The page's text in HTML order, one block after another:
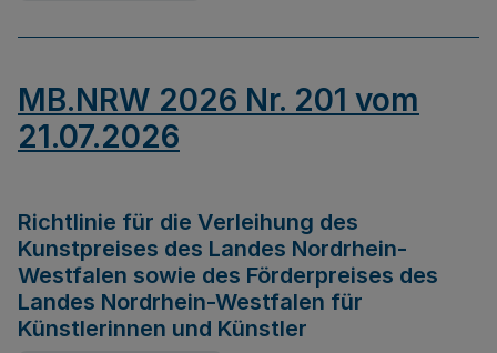
MB.NRW 2026 Nr. 201 vom
21.07.2026
Richtlinie für die Verleihung des
Kunstpreises des Landes Nordrhein-
Westfalen sowie des Förderpreises des
Landes Nordrhein-Westfalen für
Künstlerinnen und Künstler